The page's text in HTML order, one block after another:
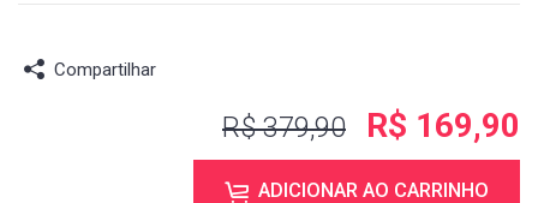
Compartilhar
R$ 379,90 R$ 169,90
ADICIONAR AO CARRINHO